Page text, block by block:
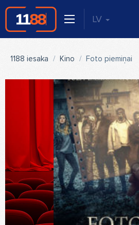
LV
1188 iesaka Kino Foto piemiņai